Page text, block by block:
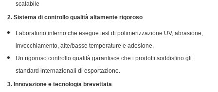
scalabile
2. Sistema di controllo qualità altamente rigoroso
Laboratorio interno che esegue test di polimerizzazione UV, abrasione,
invecchiamento, alte/basse temperature e adesione.
Un rigoroso controllo qualità garantisce che i prodotti soddisfino gli
standard internazionali di esportazione.
3. Innovazione e tecnologia brevettata